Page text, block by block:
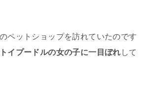
ペットショップを訪れていたのです
トイプードルの女の子に一目ぼれ して